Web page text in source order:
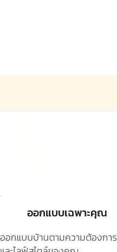
ออกแบบเฉพาะคุณ
ออกแบบบ้านตามความต้องการ